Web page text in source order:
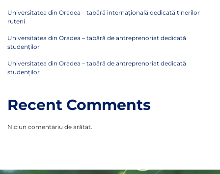
Universitatea din Oradea – tabără internațională dedicată tinerilor
ruteni
Universitatea din Oradea – tabără de antreprenoriat dedicată
studenților
Universitatea din Oradea – tabără de antreprenoriat dedicată
studenților
Recent Comments
Niciun comentariu de arătat.